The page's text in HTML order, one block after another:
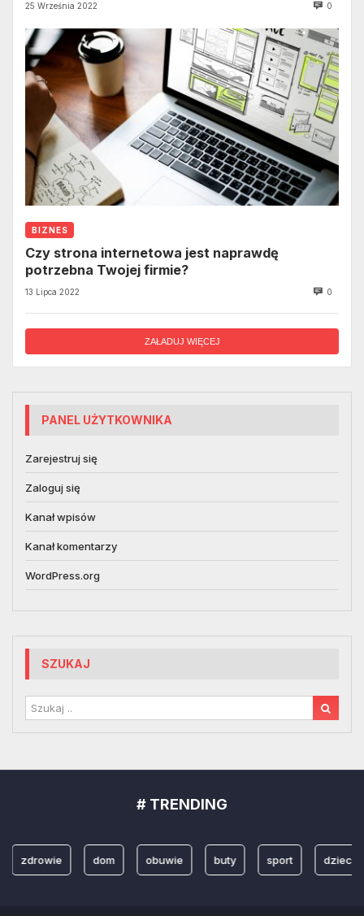
25 Września 2022 0
BIZNES
Czy strona internetowa jest naprawdę
potrzebna Twojej firmie?
13 Lipca 2022 0
ZAŁADUJ WIĘCEJ
PANEL UŻYTKOWNIKA
Zarejestruj się
Zaloguj się
Kanał wpisów
Kanał komentarzy
WordPress.org
SZUKAJ
# TRENDING
zdrowie dom obuwie buty sport dzieci